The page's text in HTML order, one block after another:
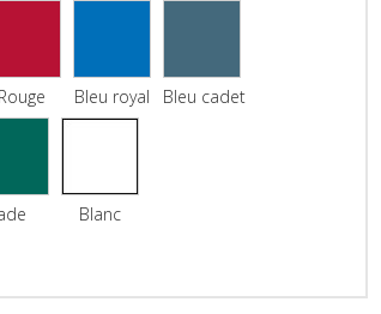
Rouge Bleu royal Bleu cadet
Blanc